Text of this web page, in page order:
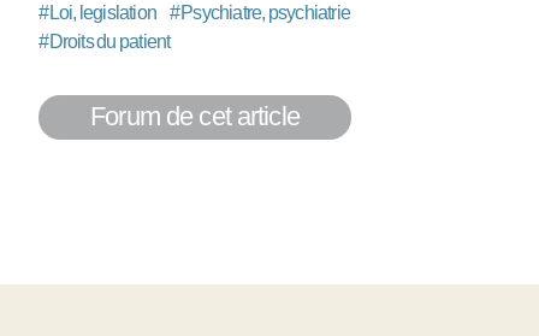
#Loi, legislation #Psychiatre, psychiatrie
#Droits du patient
Forum de cet article